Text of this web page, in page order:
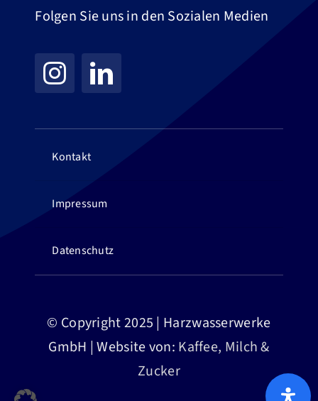
Folgen Sie uns in den Sozialen Medien
Kontakt
Impressum
Datenschutz
© Copyright 2025 | Harzwasserwerke
GmbH | Website von: Kaffee, Milch &
Zucker